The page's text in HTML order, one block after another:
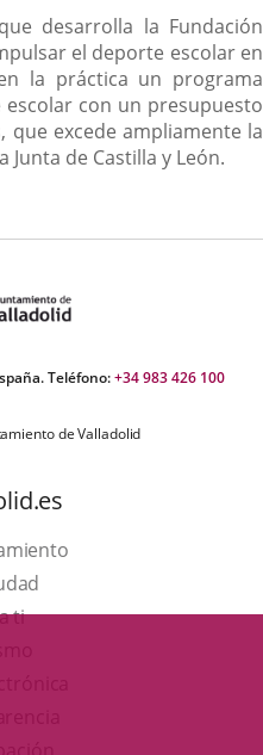
desarrolla la Fundación
el deporte escolar en
la práctica un programa
con un presupuesto
que excede ampliamente la
de Castilla y León.
Teléfono:+34 983 426 100
de Valladolid
ti